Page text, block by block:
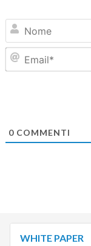
0COMMENTI
WHITE PAPER